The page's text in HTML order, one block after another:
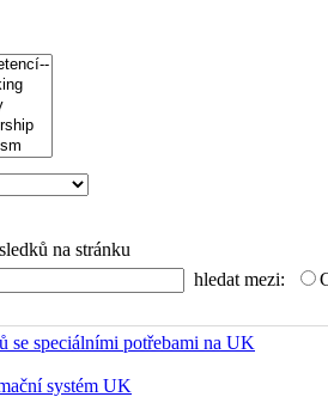
na stránku
hledat mezi:
se speciálními potřebami na UK
systém UK